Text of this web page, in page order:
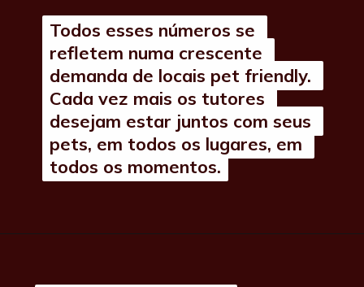
Todos esses números se
refletem numa crescente
demanda de locais pet friendly.
Cada vez mais os tutores
desejam estar juntos com seus
pets, em todos os lugares, em
todos os momentos.
Todos esses números se
refletem numa crescente
demanda de locais pet friendly.
Cada vez mais os tutores
desejam estar juntos com seus
pets, em todos os lugares, em
todos os momentos.